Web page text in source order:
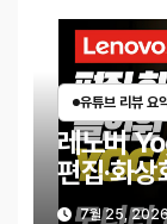
유튜브 리뷰 요
레노버
편집·화
OLED 모
7월 25,